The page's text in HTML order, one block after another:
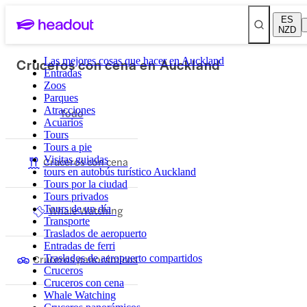
ES
NZD
Las mejores cosas que hacer en Auckland
Entradas
Zoos
Parques
Atracciones
Acuarios
Tours
Tours a pie
Visitas guiadas
tours en autobús turístico Auckland
Tours por la ciudad
Tours privados
Tours de un día
Transporte
Traslados de aeropuerto
Entradas de ferri
Traslados de aeropuerto compartidos
Cruceros
Cruceros con cena
Whale Watching
Cruceros con cena en Auckland
Todo
Cruceros con cena
Whale Watching
Cruceros panorámicos